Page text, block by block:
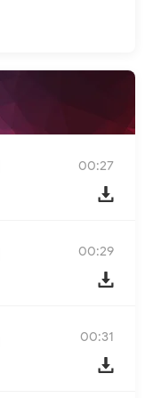
00:27
00:29
00:31